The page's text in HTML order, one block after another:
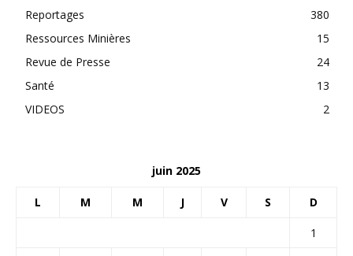
Reportages
380
Ressources Minières
15
Revue de Presse
24
Santé
13
VIDEOS
2
juin 2025
L M M J V S D
1